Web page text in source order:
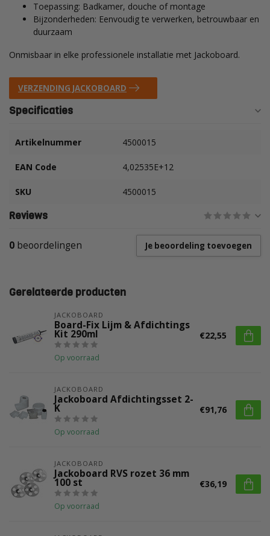
Toepassing: Badkamer, douche of montage
Bijzonderheden: Eenvoudig te verwerken, betrouwbaar en
duurzaam
Onmisbaar in elke professionele installatie met Jackoboard.
VERZENDING JACKOBOARD
Specificaties
Artikelnummer 4500015
EAN Code 4,02535E+12
SKU 4500015
Reviews
0 beoordelingen Je beoordeling toevoegen
Gerelateerde producten
JACKOBOARD
Board-Fix Lijm & Afdichtings
Kit 290ml
Op voorraad
€22,55
JACKOBOARD
Jackoboard Afdichtingsset 2-
K
Op voorraad
€91,76
JACKOBOARD
Jackoboard RVS rozet 36 mm
100 st
Op voorraad
€36,19